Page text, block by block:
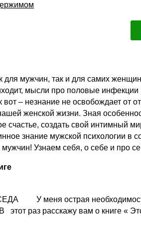
для мужчин, так и для самих
мысли про половые
– незнание не освобождает от
женской жизни. Зная
счастье, создать свой
знание мужской психологии
Узнаем себя, о себе и про
⁣⁣⠀
У меня острая
В⠀этот раз расскажу вам о книге «